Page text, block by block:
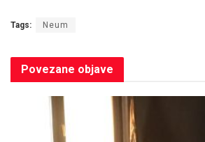
Tags: Neum
Povezane objave